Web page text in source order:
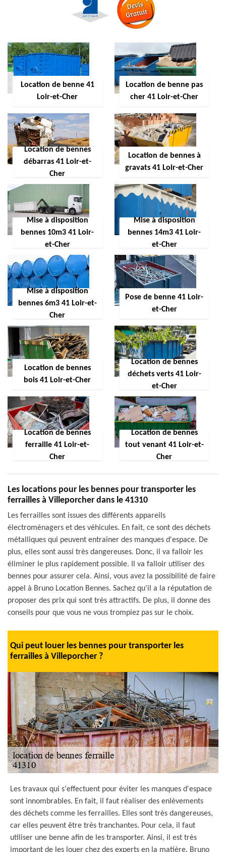
Location de benne 41
Loir-et-Cher
Location de benne pas
cher 41 Loir-et-Cher
Location de bennes
débarras 41 Loir-et-
Cher
Location de bennes à
gravats 41 Loir-et-Cher
Mise à disposition
bennes 10m3 41 Loir-
et-Cher
Mise à disposition
bennes 14m3 41 Loir-
et-Cher
Mise à disposition
bennes 6m3 41 Loir-et-
Cher
Pose de benne 41 Loir-
et-Cher
Location de bennes
bois 41 Loir-et-Cher
Location de bennes
déchets verts 41 Loir-
et-Cher
Location de bennes
ferraille 41 Loir-et-
Cher
Location de bennes
tout venant 41 Loir-et-
Cher
Les locations pour les bennes pour transporter les
ferrailles à Villeporcher dans le 41310
Les ferrailles sont issues des différents appareils
électroménagers et des véhicules. En fait, ce sont des déchets
métalliques qui peuvent entraîner des manques d'espace. De
plus, elles sont aussi très dangereuses. Donc, il va falloir les
éliminer le plus rapidement possible. Il va falloir utiliser des
bennes pour assurer cela. Ainsi, vous avez la possibilité de faire
appel à Bruno Location Bennes. Sachez qu'il a la réputation de
proposer des prix qui sont très attractifs. De plus, il donne des
conseils pour que vous ne vous trompiez pas sur le choix.
Qui peut louer les bennes pour transporter les
ferrailles à Villeporcher ?
Les travaux qui s'effectuent pour éviter les manques d'espace
sont innombrables. En fait, il faut réaliser des enlèvements
des déchets comme les ferrailles. Elles sont très dangereuses,
car elles peuvent être très tranchantes. Pour cela, il faut
utiliser une benne afin de les transporter. Ainsi, il est très
important de les louer chez des experts en la matière. Bruno